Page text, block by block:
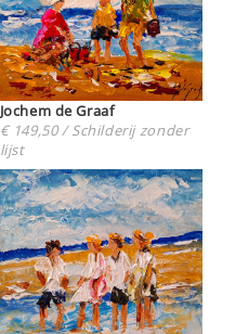
Jochem de Graaf
€ 149,50 / Schilderij zonder
lijst